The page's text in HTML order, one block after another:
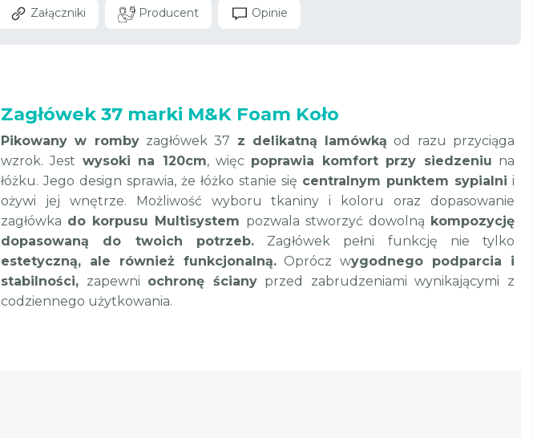
Załączniki Producent Opinie
Zagłówek 37 marki M&K Foam Koło
Pikowany w rombyzagłówek 37 z delikatną lamówką od razu przyciąga
wzrok. Jest wysoki na 120cm, więc poprawia komfort przy siedzeniu na
łóżku. Jego design sprawia, że łóżko stanie się centralnym punktem sypialni i
ożywi jej wnętrze. Możliwość wyboru tkaniny i koloru oraz dopasowanie
zagłówka do korpusu Multisystem pozwala stworzyć dowolną kompozycję
dopasowaną do twoich potrzeb.Zagłówek pełni funkcję nie tylko
estetyczną, ale również funkcjonalną.Oprócz wygodnego podparcia i
stabilności, zapewni ochronę ścianyprzed zabrudzeniami wynikającymi z
codziennego użytkowania.